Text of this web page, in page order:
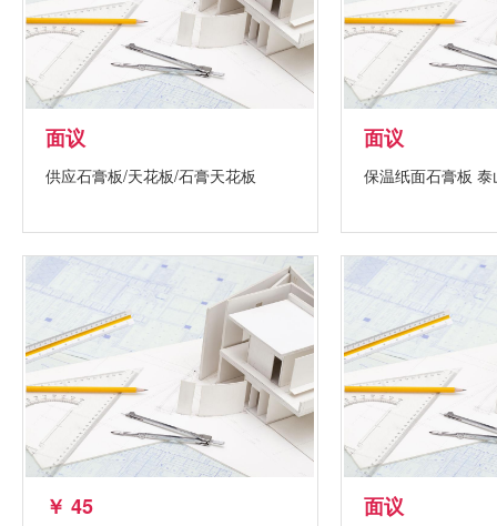
面议
供应石膏板/天花板/石膏天花板
面议
保温纸面石膏板 泰
￥ 45 面议